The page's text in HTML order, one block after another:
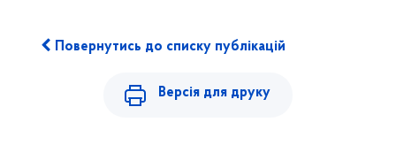
Повернутись до списку публікацій
Версія для друку